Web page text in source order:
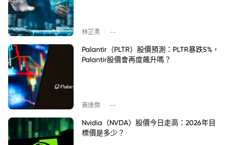
林芷柔 --
Palantir（PLTR）股價預測：PLTR暴跌5%，
Palantir股價會再度飆升嗎？
黃達傑 --
Nvidia（NVDA）股價今日走高：2026年目
標價是多少？